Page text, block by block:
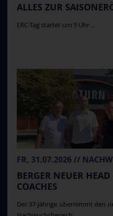
ALLES ZUR
ERC-Tag startet um 9 Uhr ...
FR, 31.07.2026 //
BERGER NEUER HEAD
COACHES
Der 37-Jährige übernimmt den